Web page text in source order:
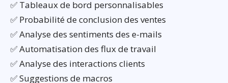
✅ Tableaux de bord personnalisables
✅ Probabilité de conclusion des ventes
✅ Analyse des sentiments des e-mails
✅ Automatisation des flux de travail
✅ Analyse des interactions clients
✅ Suggestions de macros